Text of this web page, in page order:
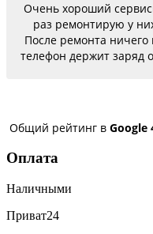
Очень хороший
раз ремонтирую у
После ремонта
телефон держит заряд
сегодня получила
Общий рейтинг в Google
Оплата
Наличными
Приват24